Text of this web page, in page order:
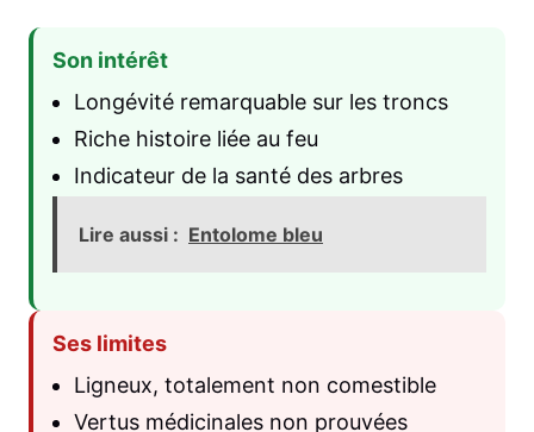
Son intérêt
Longévité remarquable sur les troncs
Riche histoire liée au feu
Indicateur de la santé des arbres
Lire aussi : Entolome bleu
Ses limites
Ligneux, totalement non comestible
Vertus médicinales non prouvées